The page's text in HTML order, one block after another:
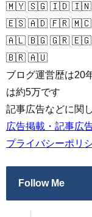
🇲🇾 🇸🇬 🇮🇩
🇪🇸 🇦🇩 🇫🇷
🇦🇱 🇧🇬 🇬🇷
🇧🇷 🇦🇺
ブログ運営歴は20
は約5万です
記事広告などに関
広告掲載・記事広
プライバシーポリ
Follow Me